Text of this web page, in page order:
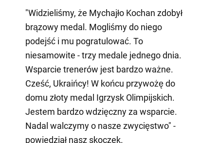
"Widzieliśmy, że Mychajło Kochan zdobył
brązowy medal. Mogliśmy do niego
podejść i mu pogratulować. To
niesamowite - trzy medale jednego dnia.
Wsparcie trenerów jest bardzo ważne.
Cześć, Ukraińcy! W końcu przywożę do
domu złoty medal Igrzysk Olimpijskich.
Jestem bardzo wdzięczny za wsparcie.
Nadal walczymy o nasze zwycięstwo" -
powiedział nasz skoczek.